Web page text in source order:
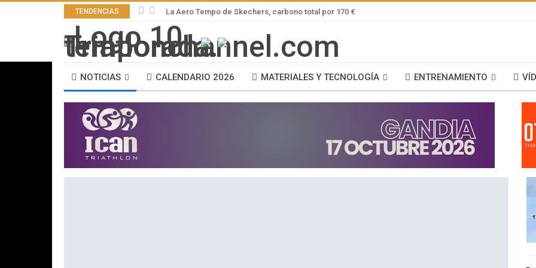
TENDENCIAS La Aero Tempo de Skechers, carbono total por 170 €
NOTICIAS CALENDARIO 2026 MATERIALES Y TECNOLOGÍA ENTRENAMIENTO